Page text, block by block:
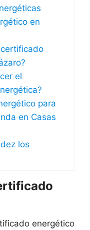
en
el
para
en Casas
los
energético